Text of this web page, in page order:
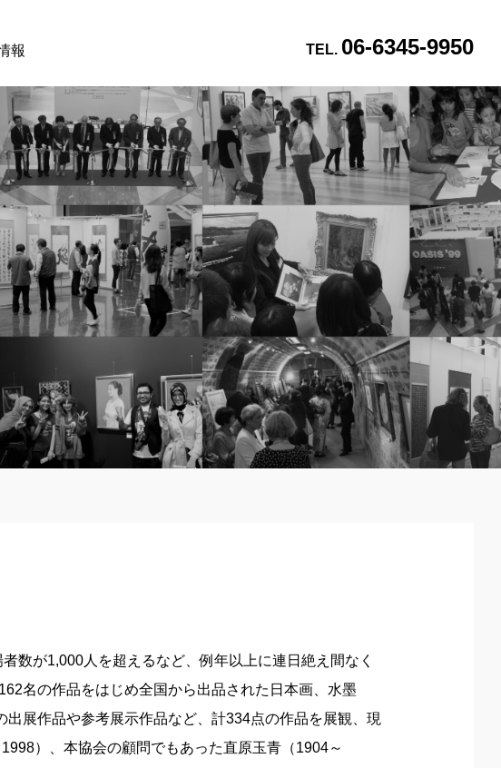
報 TEL. 06-6345-9950
数が1,000人を超えるなど、例年以上に連日絶え間なく
名の作品をはじめ全国から出品された日本画、水墨
展作品や参考展示作品など、計334点の作品を展観、現
）、本協会の顧問でもあった直原玉青（1904～